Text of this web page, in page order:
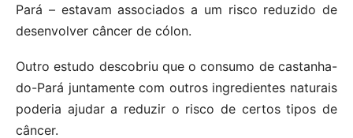
Pará – estavam associados a um risco reduzido de
desenvolver câncer de cólon.
Outro estudo descobriu que o consumo de castanha-
do-Pará juntamente com outros ingredientes naturais
poderia ajudar a reduzir o risco de certos tipos de
câncer.